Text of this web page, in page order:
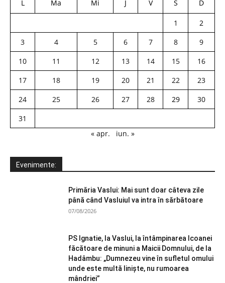
L Ma Mi J V S D
1
2
3
4 5 6 7 8
9
10
11 12 13 14 15
16
17
18 19 20 21 22
23
24
25 26 27 28 29
30
31
« apr.
iun. »
Evenimente:
Primăria Vaslui: Mai sunt doar câteva zile
până când Vasluiul va intra în sărbătoare
07/08/2026
PS Ignatie, la Vaslui, la întâmpinarea Icoanei
făcătoare de minuni a Maicii Domnului, de la
Hadâmbu: „Dumnezeu vine în sufletul omului
unde este multă liniște, nu rumoarea
mândriei”